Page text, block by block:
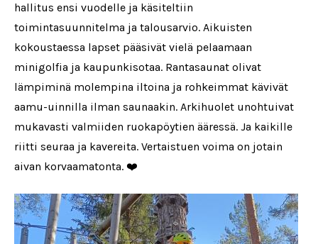
hallitus ensi vuodelle ja käsiteltiin
toimintasuunnitelma ja talousarvio. Aikuisten
kokoustaessa lapset pääsivät vielä pelaamaan
minigolfia ja kaupunkisotaa. Rantasaunat olivat
lämpiminä molempina iltoina ja rohkeimmat kävivät
aamu-uinnilla ilman saunaakin. Arkihuolet unohtuivat
mukavasti valmiiden ruokapöytien ääressä. Ja kaikille
riitti seuraa ja kavereita. Vertaistuen voima on jotain
aivan korvaamatonta. ❤️